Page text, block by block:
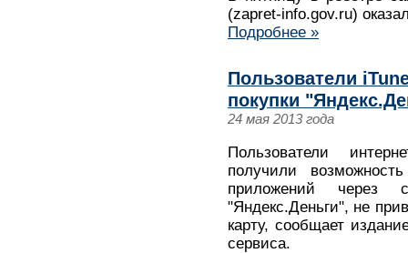
(zapret-info.gov.ru)
Подробнее »
Пользователи
покупки
24 мая 2013 года
Пользователи
получили
приложений через
"Яндекс.Деньги", не
карту, сообщает
сервиса.